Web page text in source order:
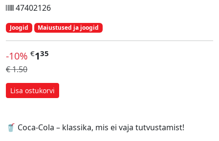
47402126
Joogid Maiustused ja joogid
-10% €135
€ 1.50
Lisa ostukorvi
🥤 Coca-Cola – klassika, mis ei vaja tutvustamist!